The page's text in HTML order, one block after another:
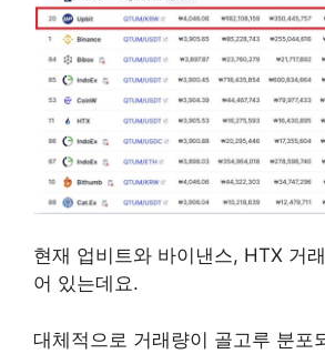
현재 업비트와 바이낸스, HTX 거
어 있는데요.
대체적으로 거래량이 골고루 분포